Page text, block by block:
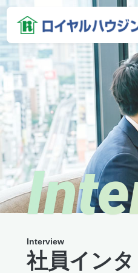
社員イン